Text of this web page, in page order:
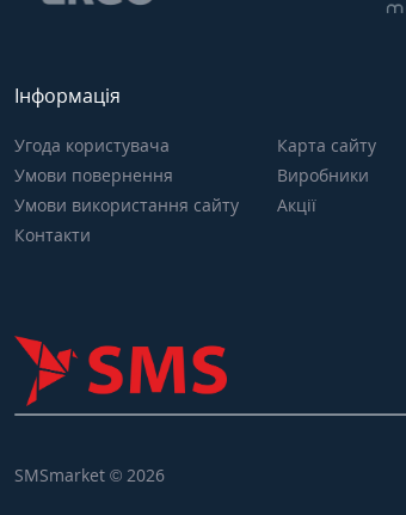
Інформація
Угода користувача
Умови повернення
Умови використання сайту
Контакти
Карта сайту
Виробники
Акції
SMSmarket © 2026